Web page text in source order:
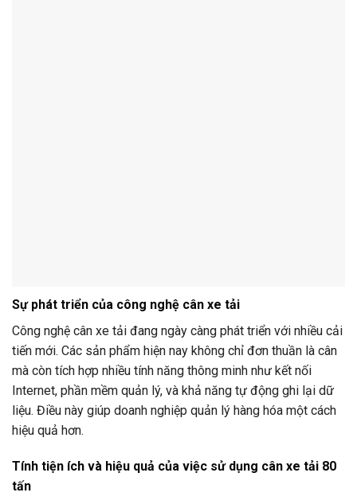
Sự phát triển của công nghệ cân xe tải
Công nghệ cân xe tải đang ngày càng phát triển với nhiều cải
tiến mới. Các sản phẩm hiện nay không chỉ đơn thuần là cân
mà còn tích hợp nhiều tính năng thông minh như kết nối
Internet, phần mềm quản lý, và khả năng tự động ghi lại dữ
liệu. Điều này giúp doanh nghiệp quản lý hàng hóa một cách
hiệu quả hơn.
Tính tiện ích và hiệu quả của việc sử dụng cân xe tải 80
tấn